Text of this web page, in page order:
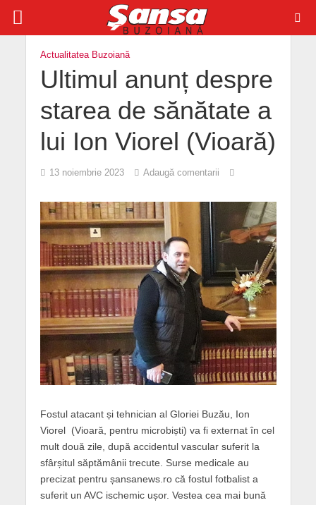
Actualitatea Buzoiană
Ultimul anunț despre
starea de sănătate a
lui Ion Viorel (Vioară)
13 noiembrie 2023 Adaugă comentarii
Fostul atacant și tehnician al Gloriei Buzău, Ion
Viorel (Vioară, pentru microbiști) va fi externat în cel
mult două zile, după accidentul vascular suferit la
sfârșitul săptămânii trecute. Surse medicale au
precizat pentru șansanews.ro că fostul fotbalist a
suferit un AVC ischemic ușor. Vestea cea mai bună